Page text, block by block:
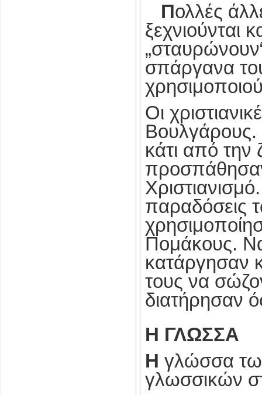
Πολλές
ξεχνιούνται
σπάργανα
Οι
Βουλγάρους.
κάτι από την
παραδόσεις
Πομάκους.
κατάργησαν
τους να
διατήρησαν
Η ΓΛΩΣΣΑ
Η γλώσσα
γλωσσικών